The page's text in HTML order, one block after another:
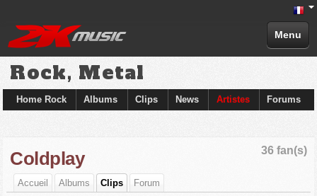
Menu
Rock, Metal
Home Rock Albums Clips News Artistes Forums
36 fan(s)
Coldplay
Accueil Albums Clips Forum